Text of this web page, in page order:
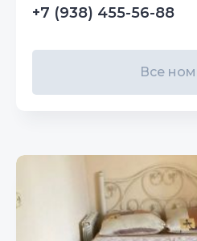
+7 (938) 455-56-88
Все